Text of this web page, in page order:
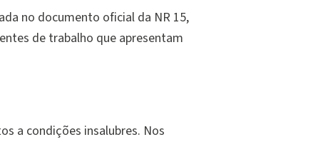
no documento oficial da NR 15,
de trabalho que apresentam
a condições insalubres. Nos